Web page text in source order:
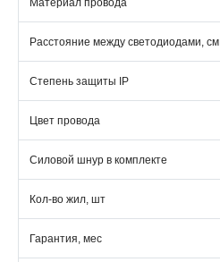
Материал провода
Расстояние между светодиодами, см
Степень защиты IP
Цвет провода
Силовой шнур в комплекте
Кол-во жил, шт
Гарантия, мес